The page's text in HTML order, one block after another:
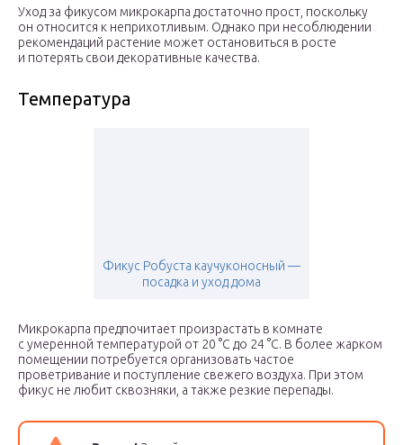
Уход за фикусом микрокарпа достаточно прост, поскольку
он относится к неприхотливым. Однако при несоблюдении
рекомендаций растение может остановиться в росте
и потерять свои декоративные качества.
Температура
Фикус Робуста каучуконосный —
посадка и уход дома
Микрокарпа предпочитает произрастать в комнате
с умеренной температурой от 20 °С до 24 °С. В более жарком
помещении потребуется организовать частое
проветривание и поступление свежего воздуха. При этом
фикус не любит сквозняки, а также резкие перепады.